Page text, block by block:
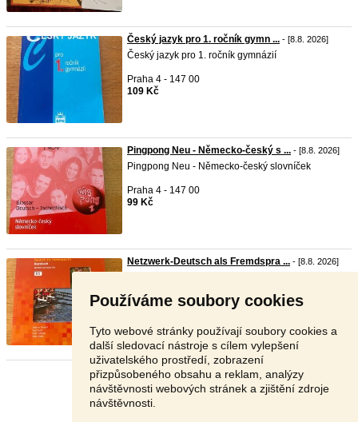
Používáme soubory cookies
Tyto webové stránky používají soubory cookies a
další sledovací nástroje s cílem vylepšení
uživatelského prostředí, zobrazení
přizpůsobeného obsahu a reklam, analýzy
návštěvnosti webových stránek a zjištění zdroje
návštěvnosti.
Český jazyk pro 1. ročník gymn ... - [8.8. 2026]
Český jazyk pro 1. ročník gymnázií
Praha 4 - 147 00
109 Kč
Pingpong Neu - Německo-český s ... - [8.8. 2026]
Pingpong Neu - Německo-český slovníček
Praha 4 - 147 00
99 Kč
Netzwerk-Deutsch als Fremdspra ... - [8.8. 2026]
149 Kč
Stránka: 1 2 3 Další